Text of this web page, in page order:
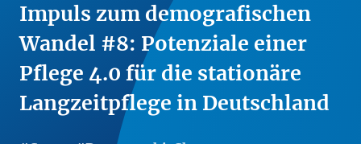
Impuls zum demografischen
Wandel #8: Potenziale einer
Pflege 4.0 für die stationäre
Langzeitpflege in Deutschland